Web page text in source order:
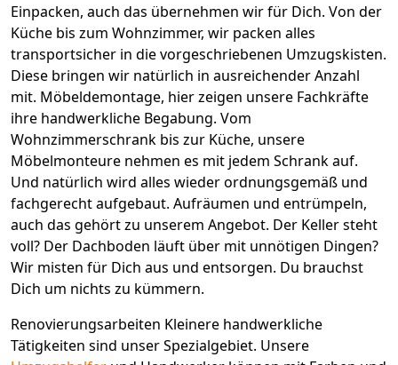
Einpacken, auch das übernehmen wir für Dich. Von der
Küche bis zum Wohnzimmer, wir packen alles
transportsicher in die vorgeschriebenen Umzugskisten.
Diese bringen wir natürlich in ausreichender Anzahl
mit. Möbeldemontage, hier zeigen unsere Fachkräfte
ihre handwerkliche Begabung. Vom
Wohnzimmerschrank bis zur Küche, unsere
Möbelmonteure nehmen es mit jedem Schrank auf.
Und natürlich wird alles wieder ordnungsgemäß und
fachgerecht aufgebaut. Aufräumen und entrümpeln,
auch das gehört zu unserem Angebot. Der Keller steht
voll? Der Dachboden läuft über mit unnötigen Dingen?
Wir misten für Dich aus und entsorgen. Du brauchst
Dich um nichts zu kümmern.
Renovierungsarbeiten Kleinere handwerkliche
Tätigkeiten sind unser Spezialgebiet. Unsere